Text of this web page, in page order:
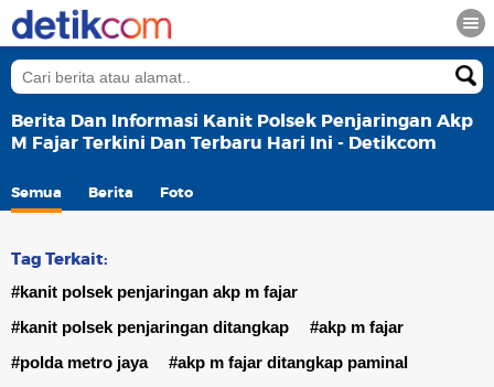
Berita Dan Informasi Kanit Polsek Penjaringan Akp
M Fajar Terkini Dan Terbaru Hari Ini - Detikcom
Semua Berita Foto
Tag Terkait:
#kanit polsek penjaringan akp m fajar
#kanit polsek penjaringan ditangkap
#akp m fajar
#polda metro jaya
#akp m fajar ditangkap paminal